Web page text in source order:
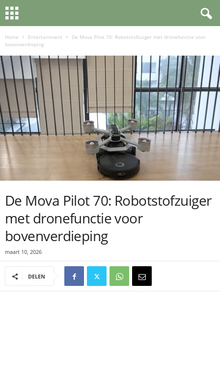
Home Entertainment
De Mova Pilot 70: Robotstofzuiger met dronefunctie voor
bovenverdieping
De Mova Pilot 70: Robotstofzuiger
met dronefunctie voor
bovenverdieping
maart 10, 2026
DELEN